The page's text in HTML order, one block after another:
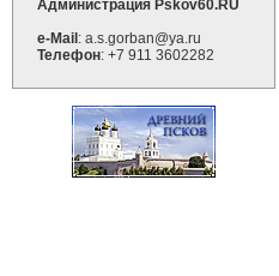
Администрация Pskov60.RU
e-Mail : a.s.gorban@ya.ru
Телефон: +7 911 3602282